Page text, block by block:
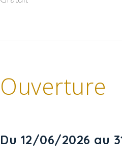
Ouverture
Du 12/06/2026 au